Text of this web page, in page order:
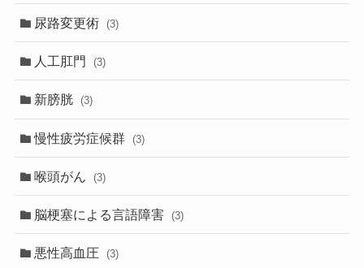
尿路変更術 (3)
人工肛門 (3)
新膀胱 (3)
慢性疲労症候群 (3)
喉頭がん (3)
脳梗塞による言語障害 (3)
悪性高血圧 (3)